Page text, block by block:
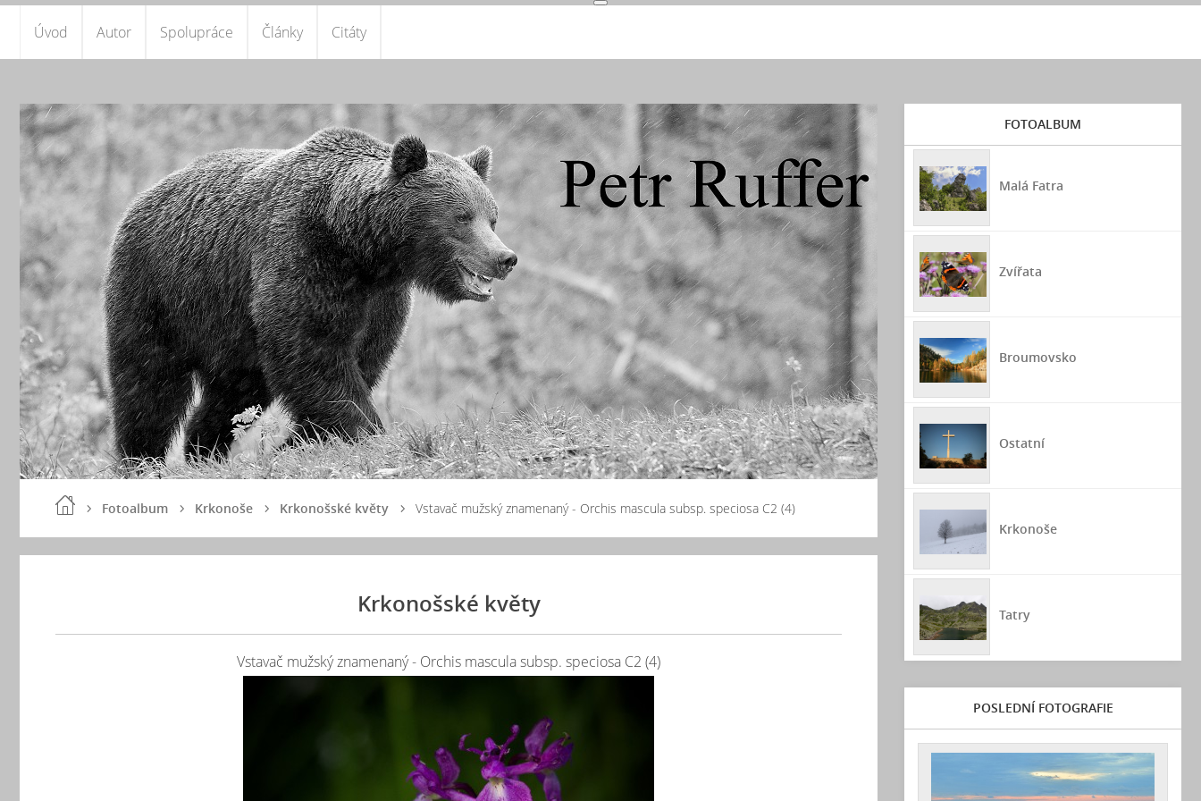
Úvod Autor Spolupráce Články Citáty
Fotoalbum Krkonoše Krkonošské květy Vstavač mužský znamenaný - Orchis mascula subsp. speciosa C2 (4)
Krkonošské květy
Vstavač mužský znamenaný - Orchis mascula subsp. speciosa C2 (4)
FOTOALBUM
Malá Fatra
Zvířata
Broumovsko
Ostatní
Krkonoše
Tatry
POSLEDNÍ FOTOGRAFIE